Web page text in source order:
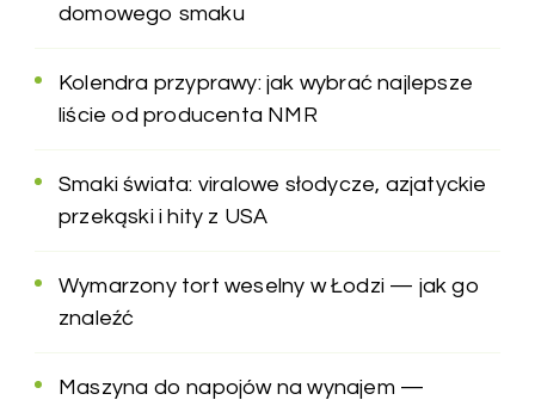
domowego smaku
Kolendra przyprawy: jak wybrać najlepsze
liście od producenta NMR
Smaki świata: viralowe słodycze, azjatyckie
przekąski i hity z USA
Wymarzony tort weselny w Łodzi — jak go
znaleźć
Maszyna do napojów na wynajem —